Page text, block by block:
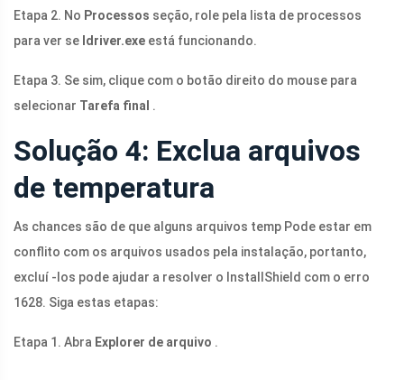
Etapa 2. No Processos seção, role pela lista de processos
para ver se Idriver.exe está funcionando.
Etapa 3. Se sim, clique com o botão direito do mouse para
selecionar Tarefa final .
Solução 4: Exclua arquivos
de temperatura
As chances são de que alguns arquivos temp Pode estar em
conflito com os arquivos usados ​​pela instalação, portanto,
excluí -los pode ajudar a resolver o InstallShield com o erro
1628. Siga estas etapas:
Etapa 1. Abra Explorer de arquivo .